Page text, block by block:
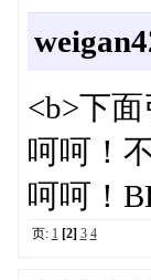
<b>下
呵呵！
呵呵！
页: 1 [2] 3 4